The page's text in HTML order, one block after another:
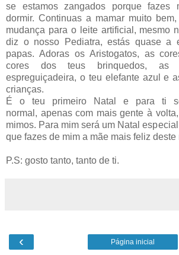
se estamos zangados porque fazes
dormir. Continuas a mamar muito
mudança para o leite artificial, mesmo
diz o nosso Pediatra, estás quase a
papas. Adoras os Aristogatos, as
cores dos teus brinquedos, as
espreguiçadeira, o teu elefante azul e
crianças.
É o teu primeiro Natal e para ti
normal, apenas com mais gente à
mimos. Para mim será um Natal
que fazes de mim a mãe mais feliz deste
P.S: gosto tanto, tanto de ti.
‹ Página inicial